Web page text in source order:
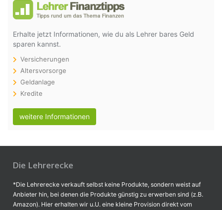
Erhalte jetzt Informationen, wie du als Lehrer bares Geld
sparen kannst.
Versicherungen
Altersvorsorge
Geldanlage
Kredite
weitere Informationen
Die Lehrerecke
*Die Lehrerecke verkauft selbst keine Produkte, sondern weist auf
Anbieter hin, bei denen die Produkte günstig zu erwerben sind (z.B.
Amazon). Hier erhalten wir u.U. eine kleine Provision direkt vom